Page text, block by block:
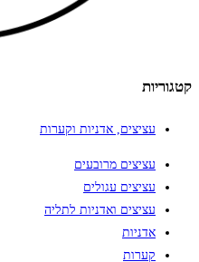
אדניות וקערות
מרובעים
עגולים
ואדניות לתליה